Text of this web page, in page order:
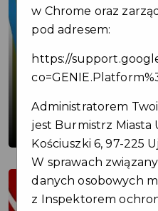
Nowy partner
miłośników kawy!
w Chrome oraz
pod adresem:
https://
Administratorem
jest Burmistrz Miasta
Kościuszki 6, 97-225
W sprawach
danych osobowych
z Inspektorem